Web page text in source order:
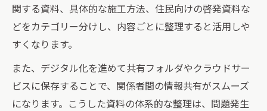
関する資料、具体的な施工方法、住民向けの啓発資料な
どをカテゴリー分けし、内容ごとに整理すると活用しや
すくなります。
また、デジタル化を進めて共有フォルダやクラウドサー
ビスに保存することで、関係者間の情報共有がスムーズ
になります。こうした資料の体系的な整理は、問題発生